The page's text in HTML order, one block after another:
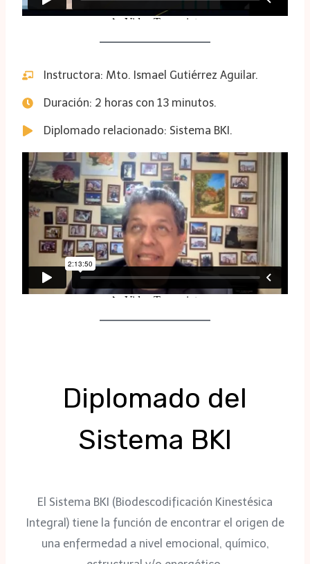
Instructora: Mto. Ismael Gutiérrez Aguilar.
Duración: 2 horas con 13 minutos.
Diplomado relacionado: Sistema BKI.
Diplomado del
Sistema BKI
El Sistema BKI (Biodescodificación Kinestésica
Integral) tiene la función de encontrar el origen de
una enfermedad a nivel emocional, químico,